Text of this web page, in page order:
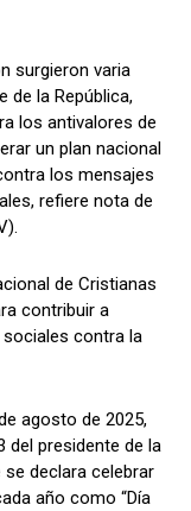
surgieron varia
de la República,
los antivalores de
un plan nacional
los mensajes
refiere nota de
de Cristianas
contribuir a
contra la
agosto de 2025,
del presidente de la
declara celebrar
año como “Día